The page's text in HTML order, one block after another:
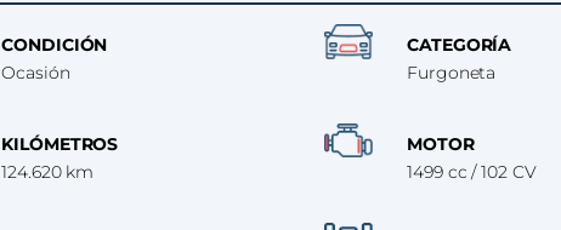
CONDICIÓN
Ocasión
CATEGORÍA
Furgoneta
KILÓMETROS
124.620 km
MOTOR
1499 cc / 102 CV